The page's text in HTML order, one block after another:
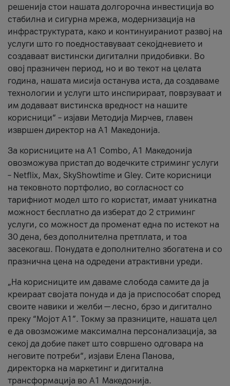
решенија стои нашата долгорочна инвестиција во
стабилна и сигурна мрежа, модернизација на
инфраструктурата, како и континуираниот развој на
услуги што го поедноставуваат секојдневието и
создаваат вистински дигитални придобивки. Во
овој празничен период, но и во текот на целата
година, нашата мисија останува иста, да создаваме
технологии и услуги што инспирираат, поврзуваат и
им додаваат вистинска вредност на нашите
корисници“ – изјави Методија Мирчев, главен
извршен директор на А1 Македонија.
За корисниците на A1 Combo, А1 Македонија
овозможува пристап до водечките стриминг услуги
– Netflix, Max, SkyShowtime и Gley. Сите корисници
на тековното портфолио, во согласност со
тарифниот модел што го користат, имаат уникатна
можност бесплатно да изберат до 2 стриминг
услуги, со можност да променат една по истекот на
30 дена, без дополнителна претплата, и тоа
засекогаш. Понудата е дополнително збогатена и со
празнична цена на одредени атрактивни уреди.
„На корисниците им даваме слобода самите да ја
креираат својата понуда и да ја приспособат според
своите навики и желби — лесно, брзо и дигитално
преку “Мојот А1”. Токму за празниците, нашата цел
е да овозможиме максимална персонализација, за
секој да добие пакет што совршено одговара на
неговите потреби“, изјави Елена Панова,
директорка на маркетинг и дигитална
трансформација во А1 Македонија.